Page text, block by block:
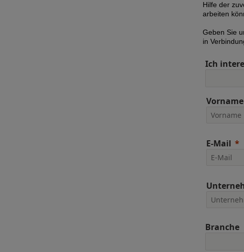
Hilfe der
arbeiten
Geben Sie
in
Ich
Vorname
E-Mail
Branche